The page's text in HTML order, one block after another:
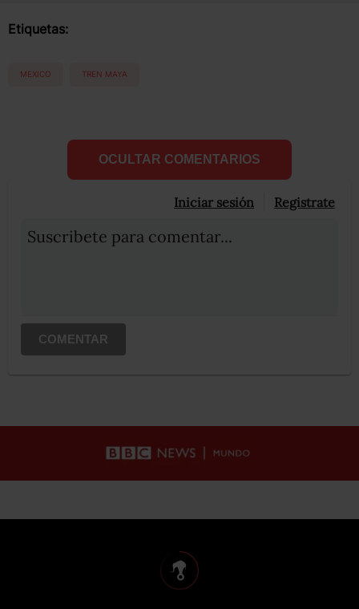
Etiquetas:
MEXICO TREN MAYA
OCULTAR COMENTARIOS
Iniciar sesión Registrate
Suscribete para comentar...
COMENTAR